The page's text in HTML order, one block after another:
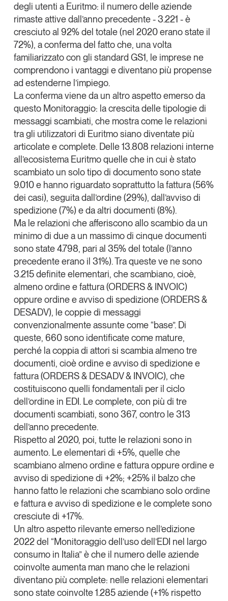
degli utenti a Euritmo: il numero delle aziende
rimaste attive dall’anno precedente - 3.221 - è
cresciuto al 92% del totale(nel 2020 erano state il
72%), a conferma del fatto che, una volta
familiarizzato con gli standard GS1, le imprese ne
comprendono i vantaggi e diventano più propense
ad estenderne l’impiego.
La conferma viene da un altro aspetto emerso da
questo Monitoraggio: lacrescita delle tipologie di
messaggi scambiati, che mostra come le relazioni
tra gli utilizzatori di Euritmo siano diventate più
articolate e complete. Delle 13.808 relazioni interne
all’ecosistema Euritmo quelle che in cui è stato
scambiato un solo tipo di documentosono state
9.010 e hanno riguardato soprattutto lafattura (56%
dei casi), seguita dall’ordine (29%), dall’avviso di
spedizione (7%) e da altri documenti (8%).
Ma le relazioni che afferiscono alloscambio da un
minimo di due a un massimo di cinque documenti
sono state 4.798, pari al 35% del totale (l’anno
precedente erano il 31%). Tra queste ve ne sono
3.215 definiteelementari, che scambiano, cioè,
almeno ordine e fattura (ORDERS & INVOIC)
oppure ordine e avviso di spedizione (ORDERS &
DESADV), le coppie di messaggi
convenzionalmente assunte come “base”. Di
queste, 660 sono identificate come mature,
perché la coppia di attori si scambia almeno tre
documenti, cioè ordine e avviso di spedizione e
fattura (ORDERS & DESADV & INVOIC), che
costituiscono quelli fondamentali per il ciclo
dell’ordine in EDI. Lecomplete, con più di tre
documenti scambiati, sono 367, contro le 313
dell’anno precedente.
Rispetto al 2020, poi, tutte le relazioni sono in
aumento. Le elementari di +5%, quelle che
scambiano almeno ordine e fattura oppure ordine e
avviso di spedizione di +2%; +25% il balzo che
hanno fatto le relazioni che scambiano solo ordine
e fattura e avviso di spedizione e le complete sono
cresciute di +17%.
Un altro aspetto rilevante emerso nell’edizione
2022 del “Monitoraggio dell’uso dell’EDI nel largo
consumo in Italia” è che il numero delle aziende
coinvolte aumenta man mano che le relazioni
diventano più complete: nelle relazioni elementari
sono state coinvolte 1.285 aziende (+1% rispetto